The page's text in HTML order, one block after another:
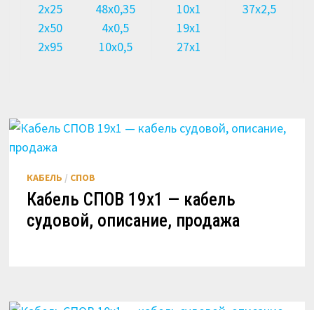
2х25
2х50
2х95
48х0,35
4х0,5
10х0,5
10х1
19х1
27х1
37х2,5
КАБЕЛЬ / СПОВ
Кабель СПОВ 19х1 — кабель
судовой, описание, продажа